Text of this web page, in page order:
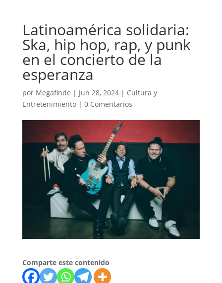
Latinoamérica solidaria:
Ska, hip hop, rap, y punk
en el concierto de la
esperanza
por Megafinde | Jun 28, 2024| Cultura y
Entretenimiento| 0 Comentarios
Comparte este contenido